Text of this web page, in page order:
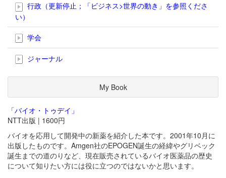
行政（更新停止；「ビジネス>世界の動き」を参照くださ
い）
学会
ジャーナル
My Book
「バイオ・トゥデイ」
NTT出版 | 1600円
バイオを応用して開発中の新薬を紹介した本です。2001年10月に
出版したものです。Amgen社のEPOGEN誕生の経緯やグリベック
誕生までの道のりなど、現在販売されているバイオ医薬品の歴史
について知りたい方には役に立つのではないかと思います。